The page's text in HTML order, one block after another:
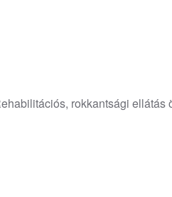
rokkantsági ellátás